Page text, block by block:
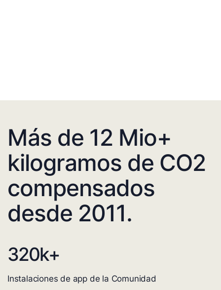
Más de 12 Mio+
kilogramos de CO2
compensados
desde 2011.
320k+
Instalaciones de app de la Comunidad